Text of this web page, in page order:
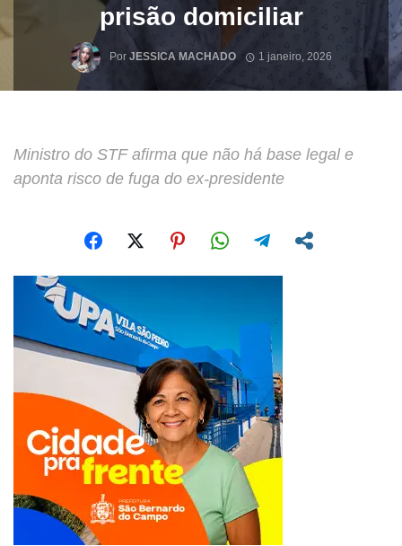
prisão domiciliar
Por JESSICA MACHADO 1 janeiro, 2026
Ministro do STF afirma que não há base legal e
aponta risco de fuga do ex-presidente